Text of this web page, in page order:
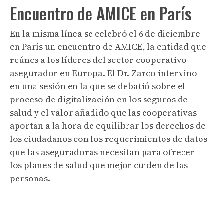
Encuentro de AMICE en París
En la misma línea se celebró el 6 de diciembre
en París un encuentro de AMICE, la entidad que
reúnes a los líderes del sector cooperativo
asegurador en Europa. El Dr. Zarco intervino
en una sesión en la que se debatió sobre el
proceso de digitalización en los seguros de
salud y el valor añadido que las cooperativas
aportan a la hora de equilibrar los derechos de
los ciudadanos con los requerimientos de datos
que las aseguradoras necesitan para ofrecer
los planes de salud que mejor cuiden de las
personas.